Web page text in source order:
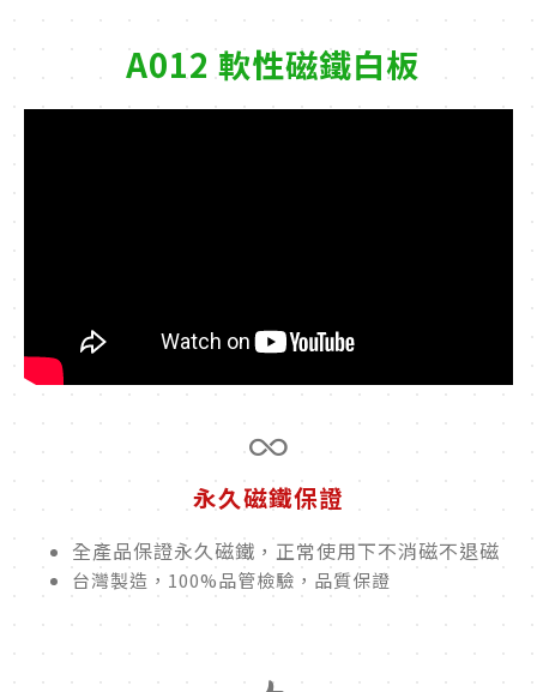
A012 軟性磁鐵白板
永久磁鐵保證
全產品保證永久磁鐵，正常使用下不消磁不退磁
台灣製造，100%品管檢驗，品質保證